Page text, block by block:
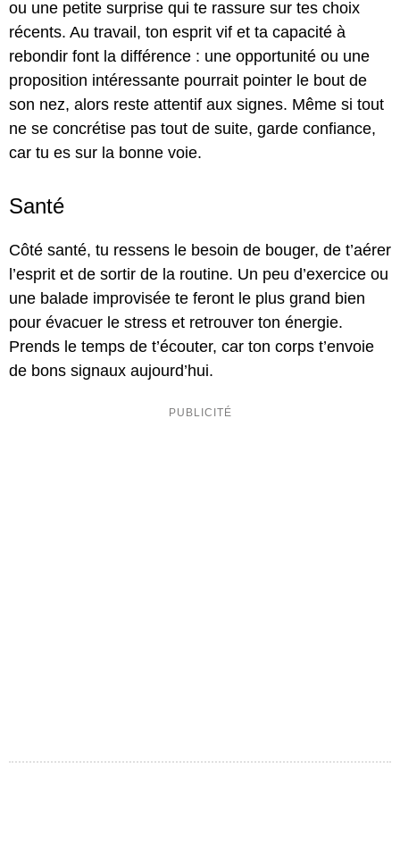
ou une petite surprise qui te rassure sur tes choix
récents. Au travail, ton esprit vif et ta capacité à
rebondir font la différence : une opportunité ou une
proposition intéressante pourrait pointer le bout de
son nez, alors reste attentif aux signes. Même si tout
ne se concrétise pas tout de suite, garde confiance,
car tu es sur la bonne voie.
Santé
Côté santé, tu ressens le besoin de bouger, de t’aérer
l’esprit et de sortir de la routine. Un peu d’exercice ou
une balade improvisée te feront le plus grand bien
pour évacuer le stress et retrouver ton énergie.
Prends le temps de t’écouter, car ton corps t’envoie
de bons signaux aujourd’hui.